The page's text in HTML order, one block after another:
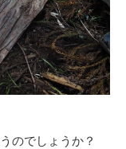
のでしょうか？